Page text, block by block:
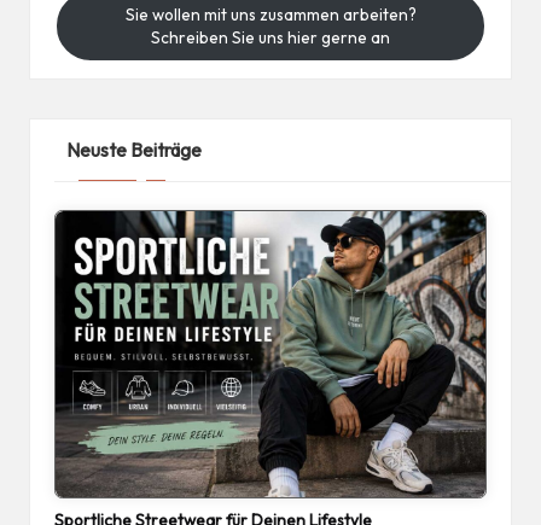
Sie wollen mit uns zusammen arbeiten?
Schreiben Sie uns hier gerne an
Neuste Beiträge
Sportliche Streetwear für Deinen Lifestyle